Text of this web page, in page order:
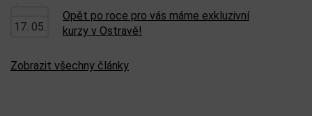
17. 05.
Opět po roce pro vás máme exkluzivní
kurzy v Ostravě!
Zobrazit všechny články